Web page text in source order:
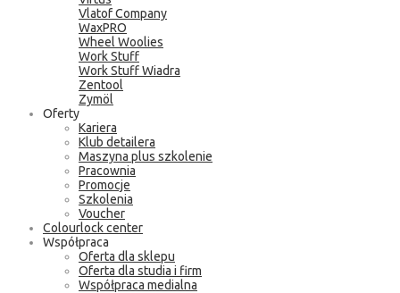
Vlatof Company
WaxPRO
Wheel Woolies
Work Stuff
Work Stuff Wiadra
Zentool
Zymöl
Oferty
Kariera
Klub detailera
Maszyna plus szkolenie
Pracownia
Promocje
Szkolenia
Voucher
Colourlock center
Współpraca
Oferta dla sklepu
Oferta dla studia i firm
Współpraca medialna